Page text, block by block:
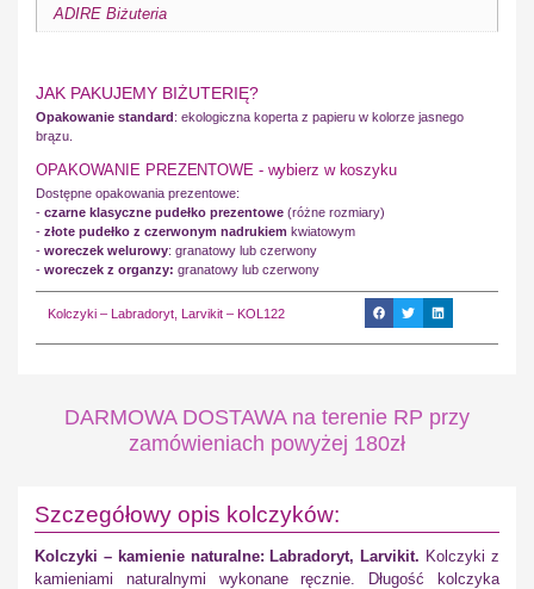
ADIRE Biżuteria
JAK PAKUJEMY BIŻUTERIĘ?
Opakowanie standard: ekologiczna koperta z papieru w kolorze jasnego
brązu.
OPAKOWANIE PREZENTOWE - wybierz w koszyku
Dostępne opakowania prezentowe:
- czarne klasyczne pudełko prezentowe (różne rozmiary)
- złote pudełko z czerwonym nadrukiem kwiatowym
- woreczek welurowy: granatowy lub czerwony
- woreczek z organzy: granatowy lub czerwony
Kolczyki – Labradoryt, Larvikit – KOL122
DARMOWA DOSTAWA na terenie RP przy
zamówieniach powyżej 180zł
Szczegółowy opis kolczyków:
Kolczyki – kamienie naturalne: Labradoryt, Larvikit. Kolczyki z
kamieniami naturalnymi wykonane ręcznie. Długość kolczyka